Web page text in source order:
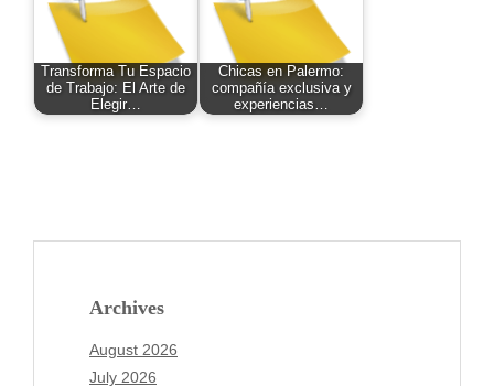
Transforma Tu Espacio
de Trabajo: El Arte de
Elegir…
Chicas en Palermo:
compañía exclusiva y
experiencias…
Archives
August 2026
July 2026